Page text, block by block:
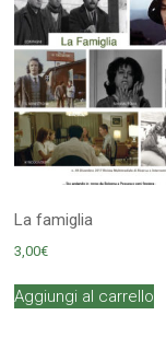
La famiglia
3,00€
Aggiungi al carrello